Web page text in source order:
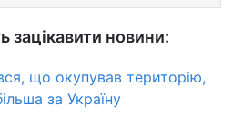
новини:
що окупував територію,
за Україну